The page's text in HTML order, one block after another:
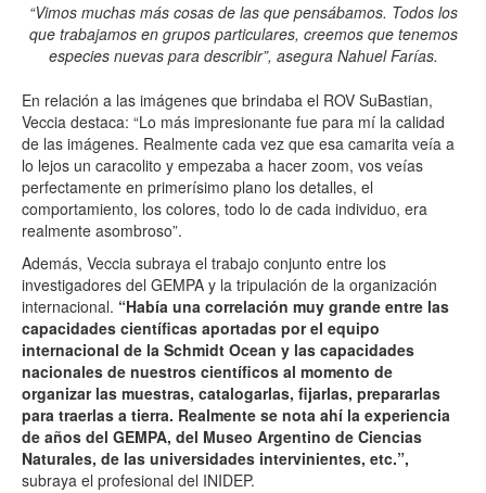
“Vimos muchas más cosas de las que pensábamos. Todos los
que trabajamos en grupos particulares, creemos que tenemos
especies nuevas para describir”, asegura Nahuel Farías.
En relación a las imágenes que brindaba el ROV SuBastian,
Veccia destaca: “Lo más impresionante fue para mí la calidad
de las imágenes. Realmente cada vez que esa camarita veía a
lo lejos un caracolito y empezaba a hacer zoom, vos veías
perfectamente en primerísimo plano los detalles, el
comportamiento, los colores, todo lo de cada individuo, era
realmente asombroso”.
Además, Veccia subraya el trabajo conjunto entre los
investigadores del GEMPA y la tripulación de la organización
internacional. “Había una correlación muy grande entre las
capacidades científicas aportadas por el equipo
internacional de la Schmidt Ocean y las capacidades
nacionales de nuestros científicos al momento de
organizar las muestras, catalogarlas, fijarlas, prepararlas
para traerlas a tierra. Realmente se nota ahí la experiencia
de años del GEMPA, del Museo Argentino de Ciencias
Naturales, de las universidades intervinientes, etc.”,
subraya el profesional del INIDEP.